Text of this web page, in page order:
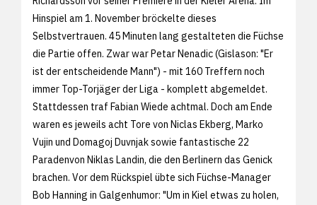
Hinspiel am 1. November bröckelte dieses
Selbstvertrauen. 45 Minuten lang gestalteten die Füchse
die Partie offen. Zwar war Petar Nenadic (Gislason: "Er
ist der entscheidende Mann") - mit 160 Treffern noch
immer Top-Torjäger der Liga - komplett abgemeldet.
Stattdessen traf Fabian Wiede achtmal. Doch am Ende
waren es jeweils acht Tore von Niclas Ekberg, Marko
Vujin und Domagoj Duvnjak sowie fantastische 22
Paradenvon Niklas Landin, die den Berlinern das Genick
brachen. Vor dem Rückspiel übte sich Füchse-Manager
Bob Hanning in Galgenhumor: "Um in Kiel etwas zu holen,